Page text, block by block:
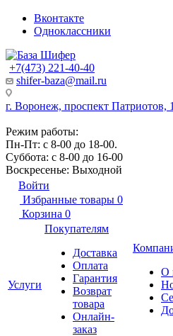
Вконтакте
Одноклассники
+7(473) 221-40-40
shifer-baza@mail.ru
г. Воронеж, проспект Патриотов,
Режим работы:
Пн-Пт: с 8-00 до 18-00.
Суббота: с 8-00 до 16-00
Воскресенье: Выходной
Войти
Избранные товары 0
Корзина 0
Услуги
Покупателям
Доставка
Оплата
Гарантия
Возврат
товара
Онлайн-
заказ
О